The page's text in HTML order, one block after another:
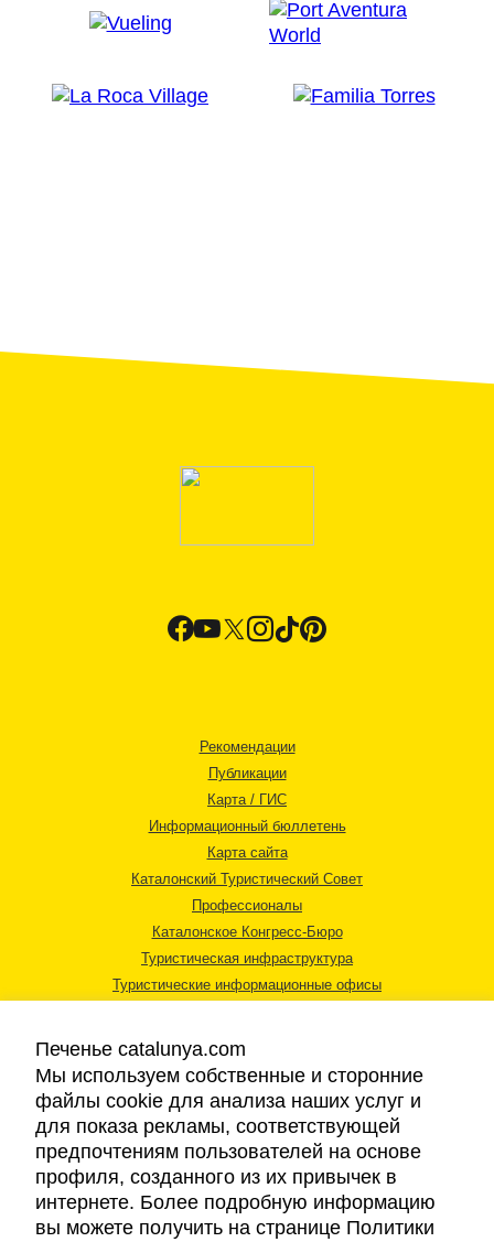
Рекомендации
Публикации
Карта / ГИС
Информационный бюллетень
Карта сайта
Каталонский Туристический Совет
Профессионалы
Каталонское Конгресс-Бюро
Туристическая инфраструктура
Туристические информационные офисы
Правовая информация
Cookies
Доступность
Печенье catalunya.com
Мы используем собственные и сторонние
файлы cookie для анализа наших услуг и
для показа рекламы, соответствующей
предпочтениям пользователей на основе
профиля, созданного из их привычек в
интернете. Более подробную информацию
вы можете получить на странице Политики